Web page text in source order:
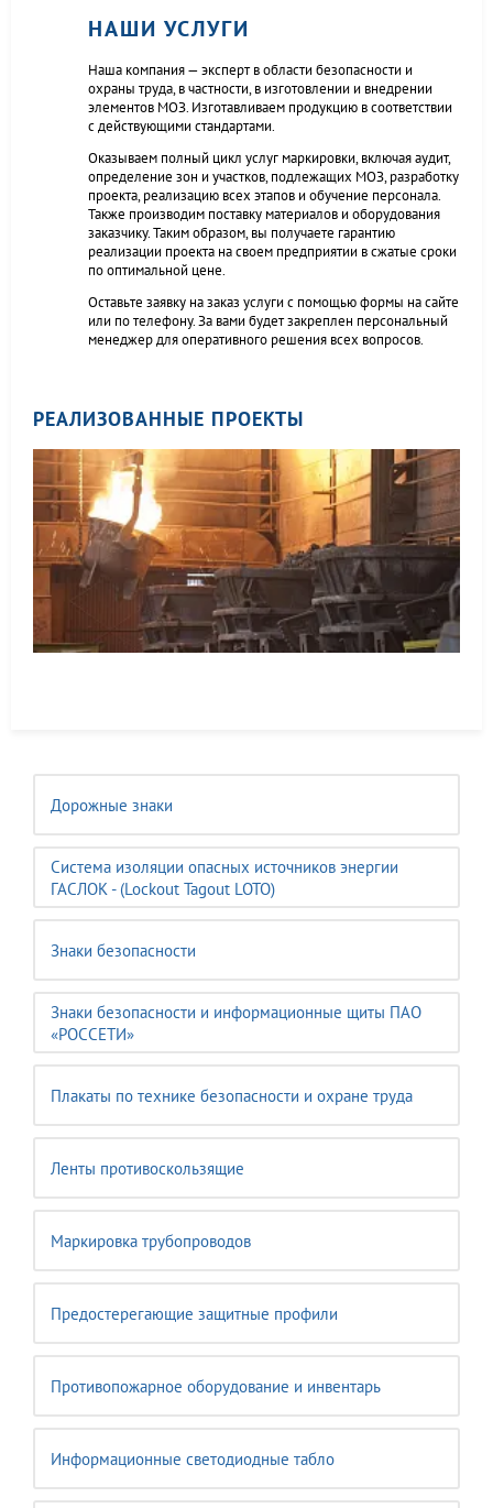
Дорожные знаки
Система изоляции опасных источников энергии
ГАСЛОК - (Lockout Tagout LOTO)
Знаки безопасности
Знаки безопасности и информационные щиты ПАО
«РОССЕТИ»
Плакаты по технике безопасности и охране труда
Ленты противоскользящие
Маркировка трубопроводов
Предостерегающие защитные профили
Противопожарное оборудование и инвентарь
Информационные светодиодные табло
НАШИ УСЛУГИ
Наша компания — эксперт в области безопасности и
охраны труда, в частности, в изготовлении и внедрении
элементов МОЗ. Изготавливаем продукцию в соответствии
с действующими стандартами.
Оказываем полный цикл услуг маркировки, включая аудит,
определение зон и участков, подлежащих МОЗ, разработку
проекта, реализацию всех этапов и обучение персонала.
Также производим поставку материалов и оборудования
заказчику. Таким образом, вы получаете гарантию
реализации проекта на своем предприятии в сжатые сроки
по оптимальной цене.
Оставьте заявку на заказ услуги с помощью формы на сайте
или по телефону. За вами будет закреплен персональный
менеджер для оперативного решения всех вопросов.
РЕАЛИЗОВАННЫЕ ПРОЕКТЫ